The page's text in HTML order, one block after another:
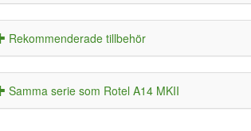
Rekommenderade tillbehör
Samma serie som Rotel A14 MKII